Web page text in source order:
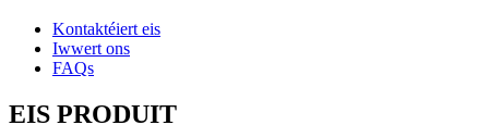
Kontaktéiert eis
Iwwert ons
FAQs
EIS PRODUIT